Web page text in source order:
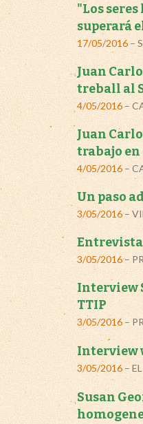
"Los
superará
17/05/2016 –
Juan
treball al
4/05/2016 –
Juan
trabajo
4/05/2016 –
Un paso
3/05/2016–
Entrevista
3/05/2016 –
Interview
TTIP
3/05/2016 –
Interview
3/05/2016 –
Susan